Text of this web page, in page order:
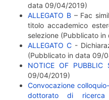
data 09/04/2019)
ALLEGATO B– Fac
titolo accademico
selezione (Pubblicato
ALLEGATO C -
(Pubblicato in data 09/
NOTICE OF PUBBLIC
09/04/2019)
Convocazione
dottorato di